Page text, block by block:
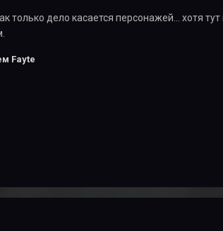
только дело касается персонажей... хотя
Fayte